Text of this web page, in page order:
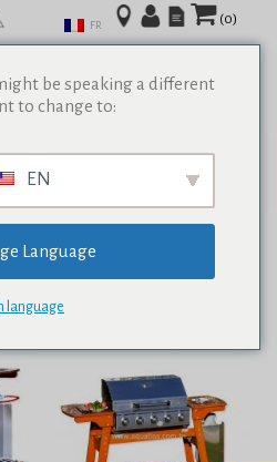
(0)
FR
be speaking a different
to change to:
EN
Language
language